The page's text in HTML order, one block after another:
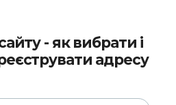
- як вибрати і
адресу